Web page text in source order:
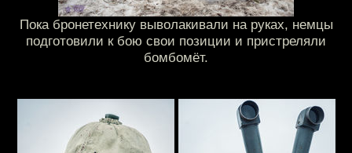
Пока бронетехнику выволакивали на руках, немцы
подготовили к бою свои позиции и пристреляли
бомбомёт.